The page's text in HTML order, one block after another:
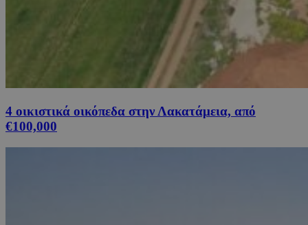
4 οικιστικά οικόπεδα στην Λακατάμεια, από
€100,000